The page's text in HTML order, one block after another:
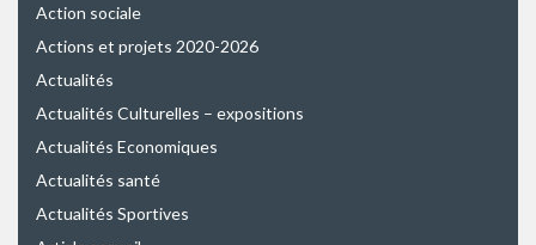
Action sociale
Actions et projets 2020-2026
Actualités
Actualités Culturelles – expositions
Actualités Economiques
Actualités santé
Actualités Sportives